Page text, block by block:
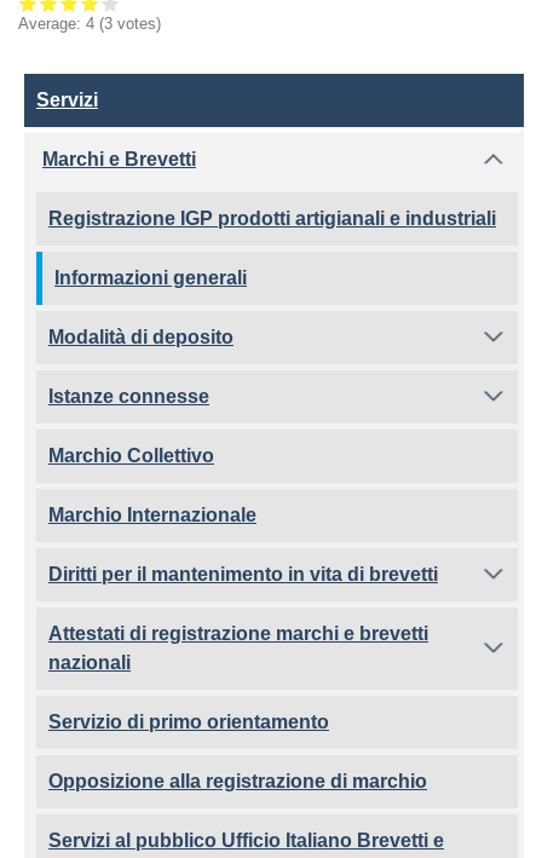
Average: 4 (3 votes)
Servizi
Servizi
Marchi e Brevetti
Registrazione IGP prodotti artigianali e industriali
Informazioni generali
Modalità di deposito
Istanze connesse
Marchio Collettivo
Marchio Internazionale
Diritti per il mantenimento in vita di brevetti
Attestati di registrazione marchi e brevetti
nazionali
Servizio di primo orientamento
Opposizione alla registrazione di marchio
Servizi al pubblico Ufficio Italiano Brevetti e